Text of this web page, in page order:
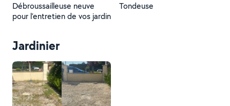
Débroussailleuse neuve
pour l’entretien de vos jardin
Tondeuse
Jardinier